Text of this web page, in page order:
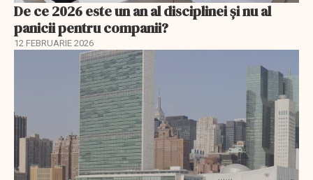
De ce 2026 este un an al disciplinei și nu al
panicii pentru companii?
12 FEBRUARIE 2026